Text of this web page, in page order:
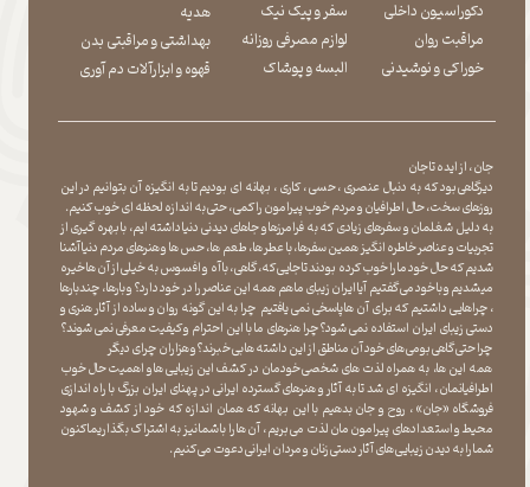
دکوراسیون داخلی
مراقبت روان
​​​​​​​خوراکی و نوشیدنی
سفر و پیک نیک
لوازم مصرفی روزانه
​​​​​​​البسه و پوشاک
هدیه
بهداشتی و مراقبتی بدن
​​​​​​​قهوه و ابزارآلات دم آوری
جان ، از ایده تا جان
دیرگاهی بود که به دنبال عنصری ، حسی ، کاری ، بهانه ای بودیم تا به انگیزه آن بتوانیم در این
روزهای سخت ، حال اطرافیان و مردم خوب پیرامون را کمی ، حتی به اندازه لحظه ای خوب کنیم.
به دلیل شغلمان و سفرهای زیادی که به فرامرزها و جاهای دیدنی دنیا داشته ایم، با بهره گیری از
تجربیات و عناصر خاطره انگیز همین سفرها ، با عطر ها ، طعم ها ، حس ها و هنرهای مردم دنیا آشنا
شدیم که حال خود ما را خوب کرده بودند تا جایی که، گاهی ، با آه و افسوس به خیلی از آن ها خیره
میشدیم و با خود می گفتیم آیا ایران زیبای ما هم همه این عناصر را در خود دارد؟ و بارها ، چندبارها
، چراهایی داشتیم که برای آن ها پاسخی نمی یافتیم چرا به این گونه روان و ساده از آثار هنری و
دستی زیبای ایران استفاده نمی شود؟چرا هنرهای ما با این احترام و کیفیت معرفی نمی شوند؟
چرا حتی گاهی بومی های خود آن مناطق از این داشته ها بی خبرند؟و هزاران چرای دیگر
​​​​​​​ همه این ها، به همراه لذت های شخصی خودمان در کشف این زیبایی ها و اهمیت حال خوب
اطرافیانمان ، انگیزه ای شد تا به آثار و هنرهای گسترده ایرانی در پهنای ایران بزرگ با راه اندازی
فروشگاه «جان» ، روح و جان بدهیم با این بهانه که همان اندازه که خود از کشف و شهود
محیط و استعدادهای پیرامون مان لذت می بریم ، آن ها را با شما نیز به اشتراک بگذاریماکنون
شما را به دیدن زیبایی های آثار دستی زنان و مردان ایرانی دعوت می کنیم.